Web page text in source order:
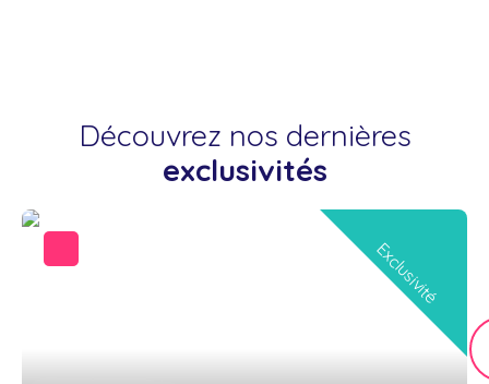
Découvrez nos dernières
exclusivités
Exclusivité